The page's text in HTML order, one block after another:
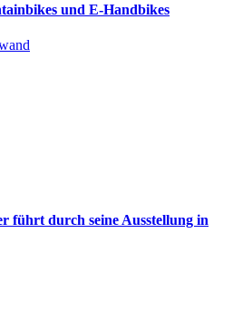
und E-Handbikes
führt durch seine Ausstellung in